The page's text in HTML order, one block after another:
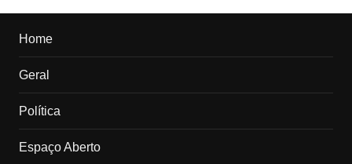
Home
Geral
Política
Espaço Aberto